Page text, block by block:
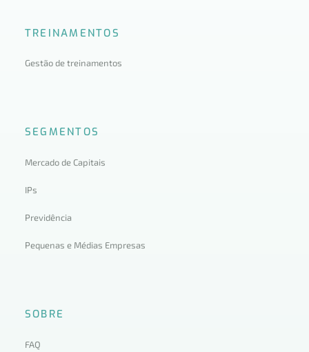
TREINAMENTOS
Gestão de treinamentos
SEGMENTOS
Mercado de Capitais
IPs
Previdência
Pequenas e Médias Empresas
SOBRE
FAQ